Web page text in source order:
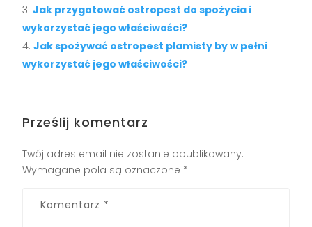
Jak przygotować ostropest do spożycia i
wykorzystać jego właściwości?
Jak spożywać ostropest plamisty by w pełni
wykorzystać jego właściwości?
Prześlij komentarz
Twój adres email nie zostanie opublikowany.
Wymagane pola są oznaczone *